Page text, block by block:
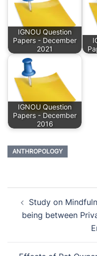
IGNOU Question
Papers - December
2021
IGNOU Question
Papers - December
2016
ANTHROPOLOGY
navigation
Study on
being between